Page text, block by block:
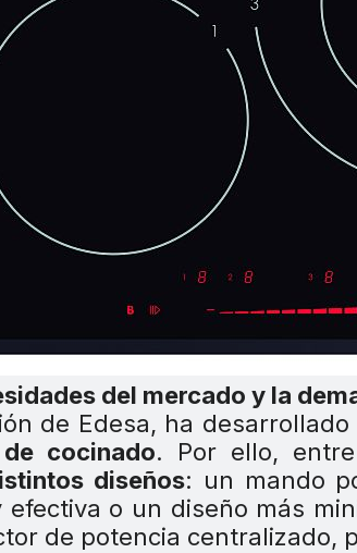
del mercado y la
de Edesa, ha
cocinado. Por ello,
diseños: un mando
efectiva o un diseño más
de potencia centralizado,